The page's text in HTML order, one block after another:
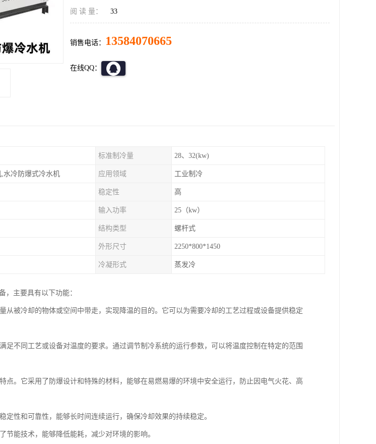
阅 读 量： 33
销售电话： 13584070665
在线QQ：
标准制冷量 28、32(kw)
水冷防爆式冷水机 应用领域 工业制冷
稳定性 高
输入功率 25（kw）
结构类型 螺杆式
外形尺寸 2250*800*1450
冷凝形式 蒸发冷
，主要具有以下功能：
从被冷却的物体或空间中带走，实现降温的目的。它可以为需要冷却的工艺过程或设备提供稳定
足不同工艺或设备对温度的要求。通过调节制冷系统的运行参数，可以将温度控制在特定的范围
点。它采用了防爆设计和特殊的材料，能够在易燃易爆的环境中安全运行，防止因电气火花、高
定性和可靠性，能够长时间连续运行，确保冷却效果的持续稳定。
节能技术，能够降低能耗，减少对环境的影响。